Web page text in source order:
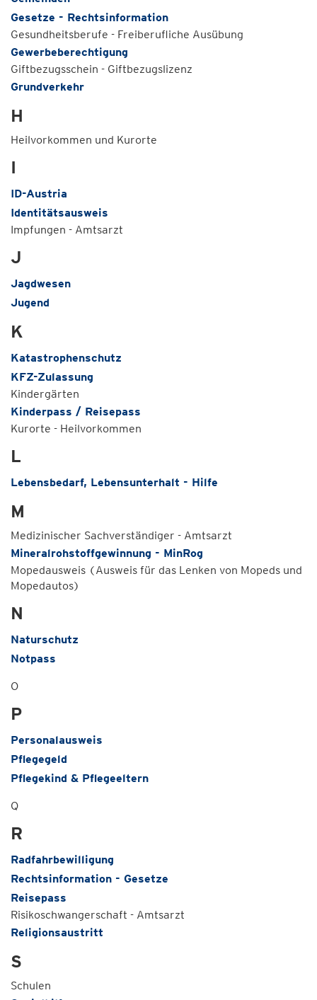
Gesetze - Rechtsinformation
Gesundheitsberufe - Freiberufliche Ausübung
Gewerbeberechtigung
Giftbezugsschein - Giftbezugslizenz
Grundverkehr
H
Heilvorkommen und Kurorte
I
ID-Austria
Identitätsausweis
Impfungen - Amtsarzt
J
Jagdwesen
Jugend
K
Katastrophenschutz
KFZ-Zulassung
Kindergärten
Kinderpass / Reisepass
Kurorte - Heilvorkommen
L
Lebensbedarf, Lebensunterhalt - Hilfe
M
Medizinischer Sachverständiger - Amtsarzt
Mineralrohstoffgewinnung - MinRog
Mopedausweis (Ausweis für das Lenken von Mopeds und
Mopedautos)
N
Naturschutz
Notpass
O
P
Personalausweis
Pflegegeld
Pflegekind & Pflegeeltern
Q
R
Radfahrbewilligung
Rechtsinformation - Gesetze
Reisepass
Risikoschwangerschaft - Amtsarzt
Religionsaustritt
S
Schulen